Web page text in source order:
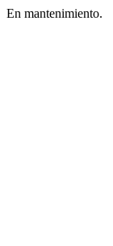
En mantenimiento.